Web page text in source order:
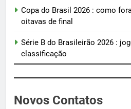
Copa do Brasil 2026 : como
oitavas de final
Série B do Brasileirão 2026 :
classificação
Novos Contatos